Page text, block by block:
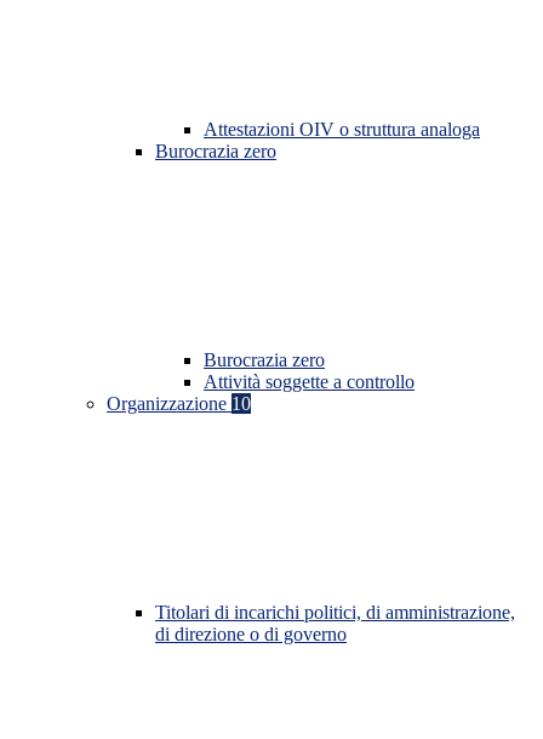
Attestazioni OIV o struttura analoga
Burocrazia zero
Burocrazia zero
Attività soggette a controllo
Organizzazione 10
Titolari di incarichi politici, di amministrazione,
di direzione o di governo